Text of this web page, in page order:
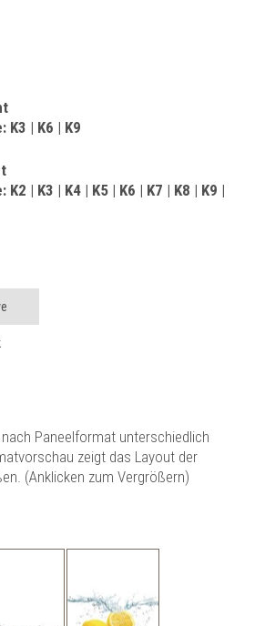
K3 | K6 | K9
| K3 | K4 | K5 | K6 | K7 | K8 | K9 |
Paneelformat unterschiedlich
zeigt das Layout der
(Anklicken zum Vergrößern)